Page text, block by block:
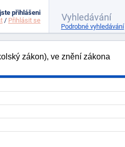
zákon), ve znění zákona
přihlášeni
/ Přihlásit se
Podrobné vyhledávání